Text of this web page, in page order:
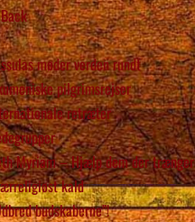
møder verden rundt
pilgrimsrejser
retræter
Myriam – Hjælp dem der trænger
kald
budskaberne”!